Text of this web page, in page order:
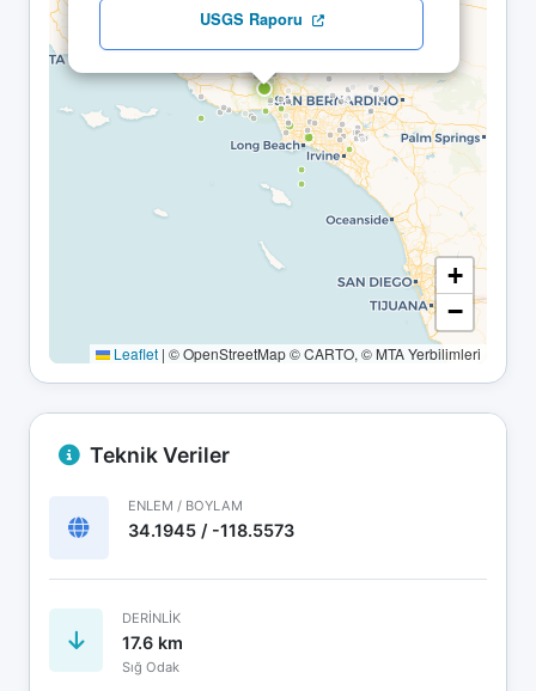
USGS Raporu
+
−
Leaflet | © OpenStreetMap © CARTO, © MTA Yerbilimleri
Teknik Veriler
ENLEM / BOYLAM
34.1945 / -118.5573
DERINLIK
17.6 km
Sığ Odak